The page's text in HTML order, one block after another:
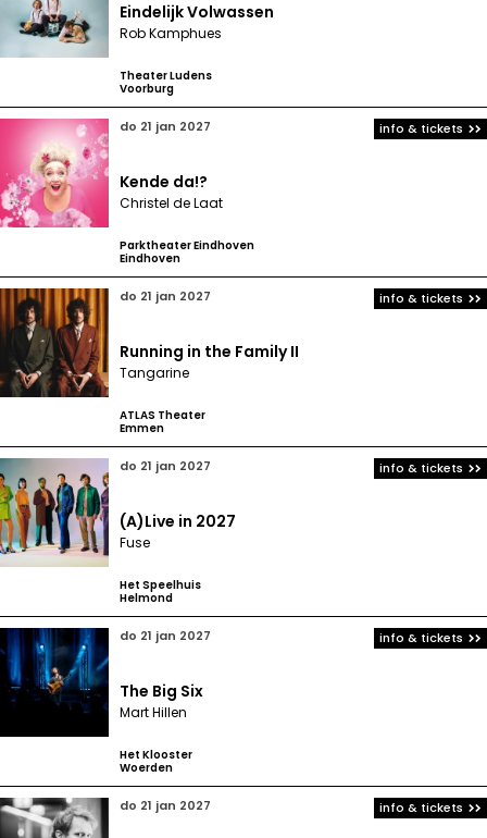
Eindelijk Volwassen
Rob Kamphues
Theater Ludens
Voorburg
do 21 jan 2027
Kende da!?
Christel de Laat
Parktheater Eindhoven
Eindhoven
info & tickets
do 21 jan 2027
Running in the Family II
Tangarine
ATLAS Theater
Emmen
info & tickets
do 21 jan 2027
(A)Live in 2027
Fuse
Het Speelhuis
Helmond
info & tickets
do 21 jan 2027
The Big Six
Mart Hillen
Het Klooster
Woerden
info & tickets
do 21 jan 2027 info & tickets